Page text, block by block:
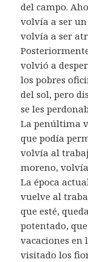
del campo.
volvía a ser
volvía a ser
volvió a
los pobres
del sol, pero
se les
La penúltima
que podía
volvía al
moreno,
La época
vuelve al
que esté,
potentado,
vacaciones en
visitado los